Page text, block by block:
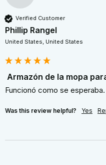
Verified Customer
Phillip Rangel
United States, United States
Armazón de la mopa
Funcionó como se
Was this review helpful? Yes